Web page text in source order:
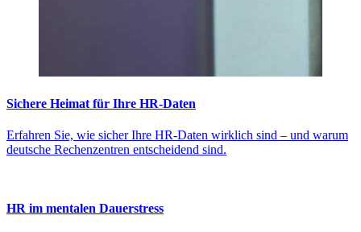
Sichere Heimat für Ihre HR-Daten
Erfahren Sie, wie sicher Ihre HR-Daten wirklich sind – und warum
deutsche Rechenzentren entscheidend sind.
HR im mentalen Dauerstress